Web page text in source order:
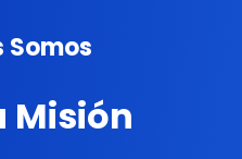
Somos
Misión